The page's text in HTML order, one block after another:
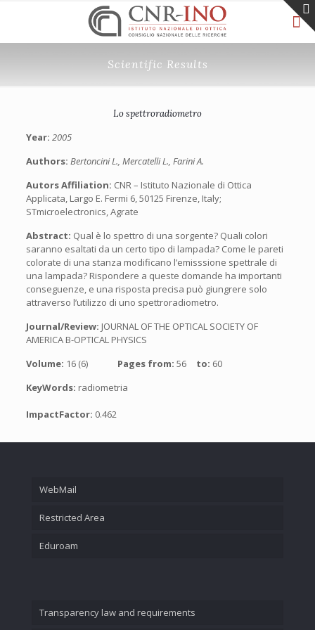
Scientific Results
Lo spettroradiometro
Year: 2005
Authors: Bertoncini L., Mercatelli L., Farini A.
Autors Affiliation: CNR – Istituto Nazionale di Ottica
Applicata, Largo E. Fermi 6, 50125 Firenze, Italy;
STmicroelectronics, Agrate
Abstract: Qual è lo spettro di una sorgente? Quali colori
saranno esaltati da un certo tipo di lampada? Come le pareti
colorate di una stanza modificano l’emisssione spettrale di
una lampada? Rispondere a queste domande ha importanti
conseguenze, e una risposta precisa può giungrere solo
attraverso l’utilizzo di uno spettroradiometro.
Journal/Review: JOURNAL OF THE OPTICAL SOCIETY OF
AMERICA B-OPTICAL PHYSICS
Volume: 16 (6) Pages from: 56 to: 60
KeyWords: radiometria
ImpactFactor: 0.462
WebMail
Restricted Area
Eduroam
Transparency law and requirements